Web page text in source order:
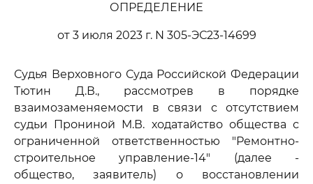
ОПРЕДЕЛЕНИЕ
от 3 июля 2023 г. N 305-ЭС23-14699
Судья Верховного Суда Российской Федерации
Тютин Д.В., рассмотрев в порядке
взаимозаменяемости в связи с отсутствием
судьи Прониной М.В. ходатайство общества с
ограниченной ответственностью "Ремонтно-
строительное управление-14" (далее -
общество, заявитель) о восстановлении